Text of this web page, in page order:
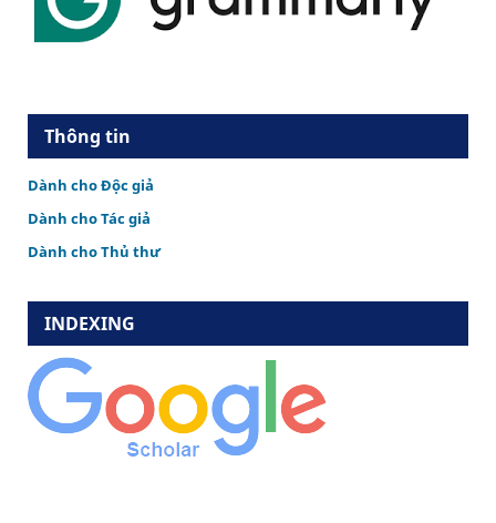
Thông tin
Dành cho Độc giả
Dành cho Tác giả
Dành cho Thủ thư
INDEXING